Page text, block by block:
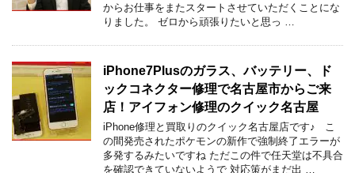
からお仕事をまたスタートさせていただくことにな
りました。 ゼロから頑張りたいと思っ …
iPhone7Plusのガラス、バッテリー、ド
ックコネクター修理で名古屋市からご来
店！アイフォン修理のクイック名古屋
iPhone修理と買取りのクイック名古屋店です♪ こ
の間発売されたポケモンの新作で強制終了エラーが
多発するみたいですね ただこの件で任天堂は不具合
を確認できていないようで 対応策がまだ出 …